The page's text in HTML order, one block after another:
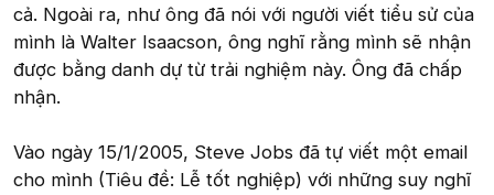
cả. Ngoài ra, như ông đã nói với người viết tiểu sử của
mình là Walter Isaacson, ông nghĩ rằng mình sẽ nhận
được bằng danh dự từ trải nghiệm này. Ông đã chấp
nhận.
Vào ngày 15/1/2005, Steve Jobs đã tự viết một email
cho mình (Tiêu đề: Lễ tốt nghiệp) với những suy nghĩ